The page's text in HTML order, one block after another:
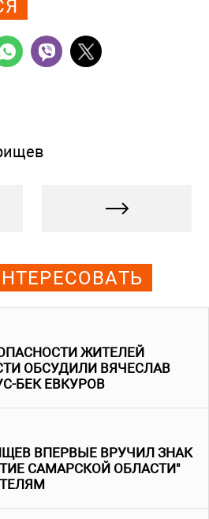
ЖИТЕЛЕЙ
ОБСУДИЛИ ВЯЧЕСЛАВ
БЕК ЕВКУРОВ
ВПЕРВЫЕ ВРУЧИЛ ЗНАК
САМАРСКОЙ ОБЛАСТИ"